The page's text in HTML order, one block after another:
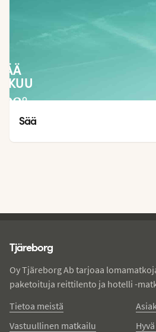
28°
22°
Sää
Tjäreborg
Oy Tjäreborg Ab tarjoaa
paketoituja reittilento ja hotelli -
Tietoa meistä
Vastuullinen matkailu